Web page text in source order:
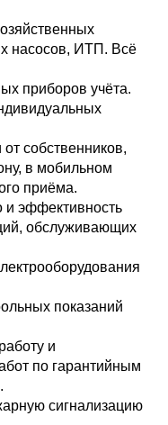
насосов, ИТП. Всё
приборов учёта.
собственников,
в мобильном
приёма.
и эффективность
обслуживающих
показаний
и
по гарантийным
сигнализацию